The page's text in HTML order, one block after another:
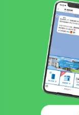
個人情報の開示
当社がお預かりし
合を除いていかな
１、お客様の同意
２、法令の規定に
３、警察等の捜査協
４、当サイトに個
り、特段の定めがあ